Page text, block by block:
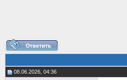
08.06.2026, 04:36